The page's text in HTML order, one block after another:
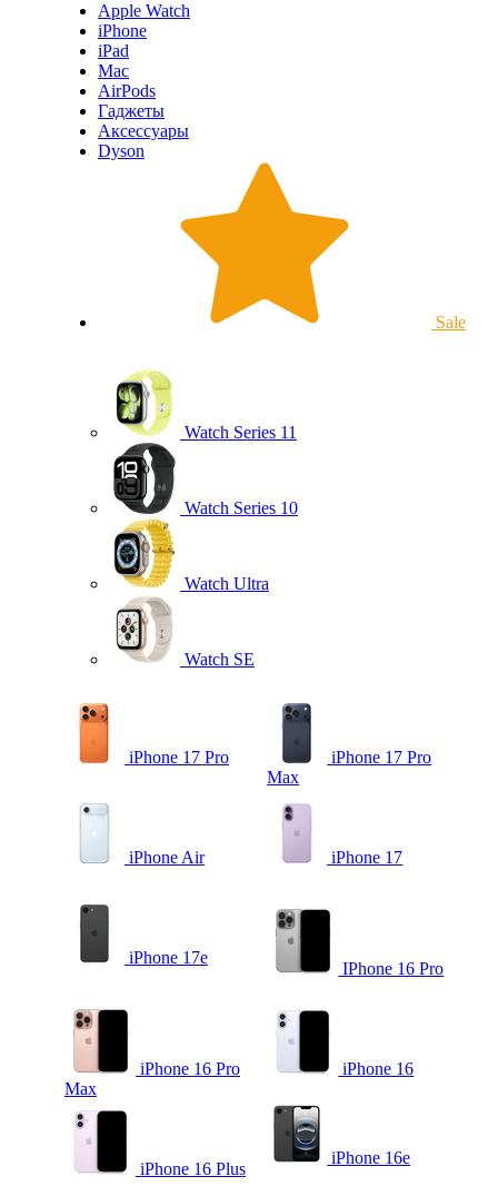
Apple Watch
iPhone
iPad
Mac
AirPods
Гаджеты
Аксессуары
Dyson
Sale
Watch Series 11
Watch Series 10
Watch Ultra
Watch SE
iPhone 17 Pro
iPhone 17 Pro
Max
iPhone Air iPhone 17
iPhone 17e
IPhone 16 Pro
iPhone 16 Pro
Max
iPhone 16
iPhone 16 Plus
iPhone 16e